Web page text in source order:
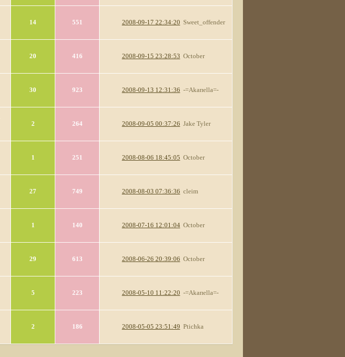
14
551 2008-09-17 22:34:20 Sweet_offender
20
416 2008-09-15 23:28:53 October
30
923 2008-09-13 12:31:36 -=Akaпella=-
2 264 2008-09-05 00:37:26 Jake Tyler
1
251 2008-08-06 18:45:05 October
27
749 2008-08-03 07:36:36 cleim
1
140 2008-07-16 12:01:04 October
29
613 2008-06-26 20:39:06 October
5
223 2008-05-10 11:22:20 -=Akaпella=-
2
186 2008-05-05 23:51:49 Ptichka